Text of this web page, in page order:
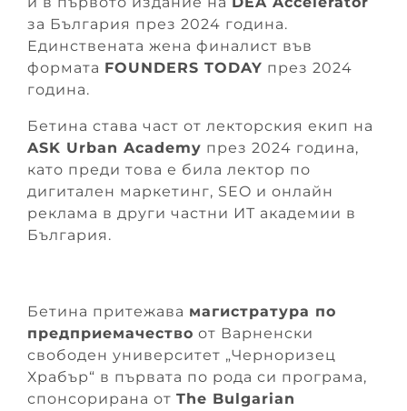
за България през 2024 година.
Единствената жена финалист във
формата FOUNDERS TODAY през 2024
година.
Бетина става част от лекторския екип на
ASK Urban Academy през 2024 година,
като преди това е била лектор по
дигитален маркетинг, SEO и онлайн
реклама в други частни ИТ академии в
България.
Бетина притежава магистратура по
предприемачество от Варненски
свободен университет „Черноризец
Храбър“ в първата по рода си програма,
спонсорирана от The Bulgarian